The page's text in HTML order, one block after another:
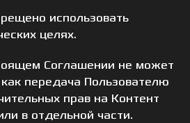
использовать
целях.
Соглашении не может
передача Пользователю
прав на Контент
в отдельной части.